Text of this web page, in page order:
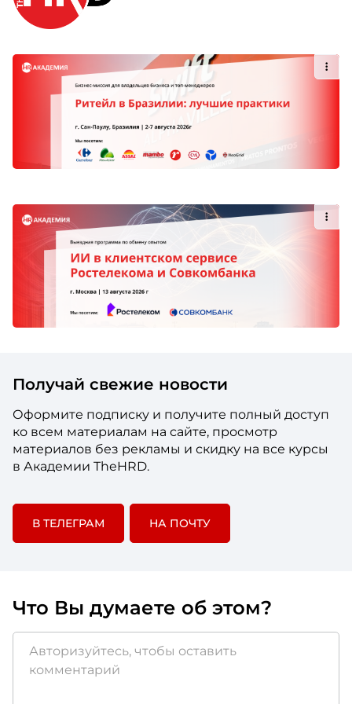
Получай свежие новости
Оформите подписку и получите полный доступ
ко всем материалам на сайте, просмотр
материалов без рекламы и скидку на все курсы
в Академии TheHRD.
В ТЕЛЕГРАМ НА ПОЧТУ
Что Вы думаете об этом?